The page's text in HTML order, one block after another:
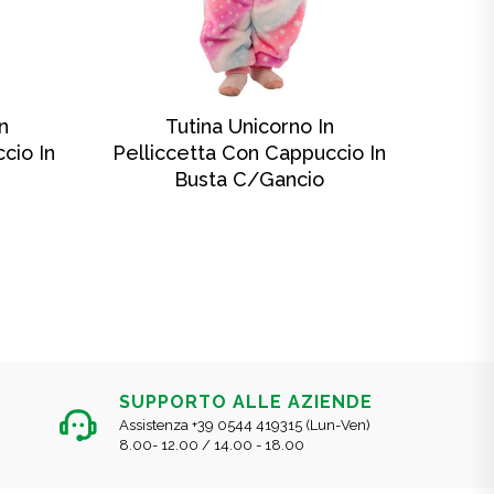
In
Tutina Unicorno In
Pelliccetta Con Cappuccio In
Busta C/gancio
SUPPORTO ALLE AZIENDE
Assistenza +39 0544 419315 (Lun-Ven)
8.00- 12.00 / 14.00 - 18.00